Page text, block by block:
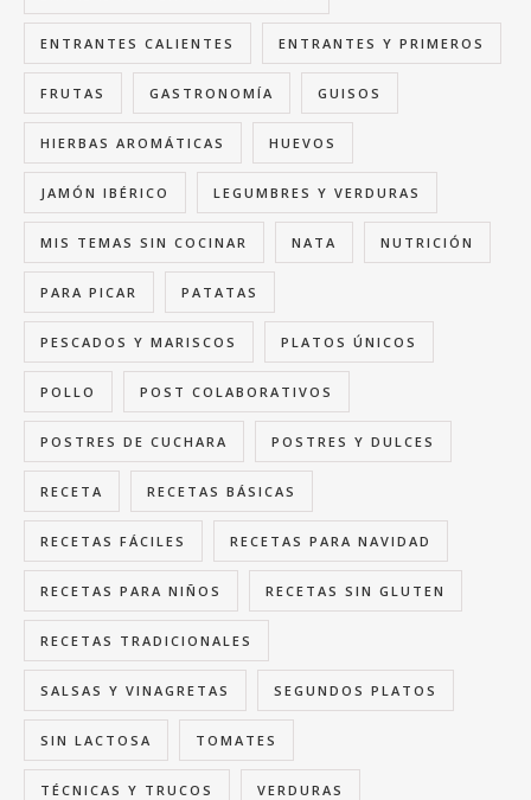
ENTRANTES CALIENTES ENTRANTES Y PRIMEROS
FRUTAS GASTRONOMÍA GUISOS
HIERBAS AROMÁTICAS HUEVOS
JAMÓN IBÉRICO LEGUMBRES Y VERDURAS
MIS TEMAS SIN COCINAR NATA NUTRICIÓN
PARA PICAR PATATAS
PESCADOS Y MARISCOS PLATOS ÚNICOS
POLLO POST COLABORATIVOS
POSTRES DE CUCHARA POSTRES Y DULCES
RECETA RECETAS BÁSICAS
RECETAS FÁCILES RECETAS PARA NAVIDAD
RECETAS PARA NIÑOS RECETAS SIN GLUTEN
RECETAS TRADICIONALES
SALSAS Y VINAGRETAS SEGUNDOS PLATOS
SIN LACTOSA TOMATES
TÉCNICAS Y TRUCOS VERDURAS